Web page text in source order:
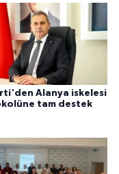
Alanya iskelesi
tam destek